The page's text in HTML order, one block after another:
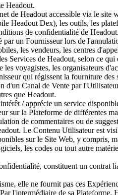
Headout.
de Headout accessible via le
Headout Dex), les outils, les
de confidentialité de Headout.
un Fournisseur lors de
les vendeurs, les centres
Services de Headout, selon ce
voyagistes, les organisateurs
qui régissent la fourniture
d'un Canal de Vente par
que Headout.
/ apprécie un service
sur la Plateforme de différentes
de commentaires ou de
Le Contenu Utilisateur est
sur le Site Web, y compris,
les codes ou tout autre
constituent un
elle ne fournit pas ces
l'intermédiaire de sa